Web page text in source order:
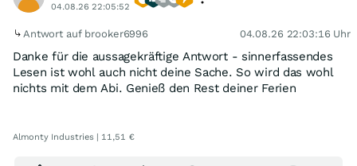
04.08.26 22:05:52
Antwort auf brooker6996 04.08.26 22:03:16 Uhr
Danke für die aussagekräftige Antwort - sinnerfassendes
Lesen ist wohl auch nicht deine Sache. So wird das wohl
nichts mit dem Abi. Genieß den Rest deiner Ferien
Almonty Industries | 11,51 €